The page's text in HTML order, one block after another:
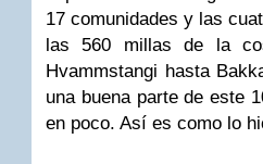
17 comunidades y las
las 560 millas de la
Hvammstangi hasta
una buena parte de este
en poco. Así es como lo